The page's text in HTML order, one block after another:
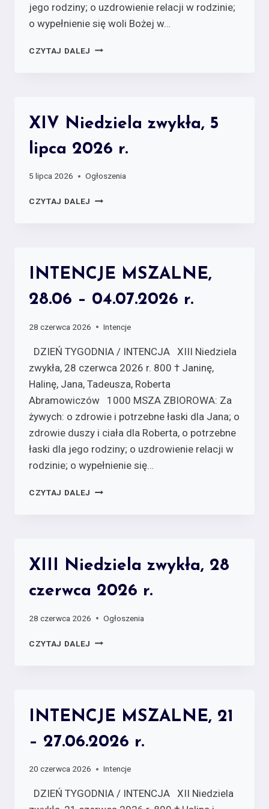
jego rodziny; o uzdrowienie relacji w rodzinie;
o wypełnienie się woli Bożej w…
CZYTAJ DALEJ
XIV Niedziela zwykła, 5
lipca 2026 r.
5 lipca 2026 Ogłoszenia
CZYTAJ DALEJ
INTENCJE MSZALNE,
28.06 – 04.07.2026 r.
28 czerwca 2026 Intencje
DZIEŃ TYGODNIA / INTENCJA XIII Niedziela
zwykła, 28 czerwca 2026 r. 800 † Janinę,
Halinę, Jana, Tadeusza, Roberta
Abramowiczów 1000 MSZA ZBIOROWA: Za
żywych:­ o zdrowie i potrzebne łaski dla Jana; o
zdrowie duszy i ciała dla Roberta, o potrzebne
łaski dla jego rodziny; o uzdrowienie relacji w
rodzinie; o wypełnienie się…
CZYTAJ DALEJ
XIII Niedziela zwykła, 28
czerwca 2026 r.
28 czerwca 2026 Ogłoszenia
CZYTAJ DALEJ
INTENCJE MSZALNE, 21
– 27.06.2026 r.
20 czerwca 2026 Intencje
DZIEŃ TYGODNIA / INTENCJA XII Niedziela